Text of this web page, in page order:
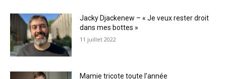
Jacky Djackenew – « Je veux rester droit
dans mes bottes »
11 juillet 2022
Mamie tricote toute l’année